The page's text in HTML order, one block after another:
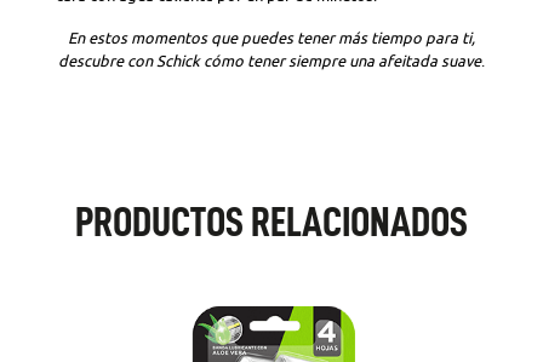
En estos momentos que puedes tener más tiempo para ti,
descubre con Schick cómo tener siempre una afeitada suave.
PRODUCTOS RELACIONADOS